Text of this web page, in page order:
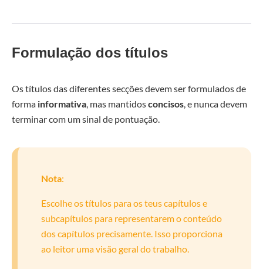
Formulação dos títulos
Os títulos das diferentes secções devem ser formulados de
forma informativa, mas mantidosconcisos, e nunca devem
terminar com um sinal de pontuação.
Nota:
Escolhe os títulos para os teus capítulos e
subcapítulos para representarem o conteúdo
dos capítulos precisamente. Isso proporciona
ao leitor uma visão geral do trabalho.